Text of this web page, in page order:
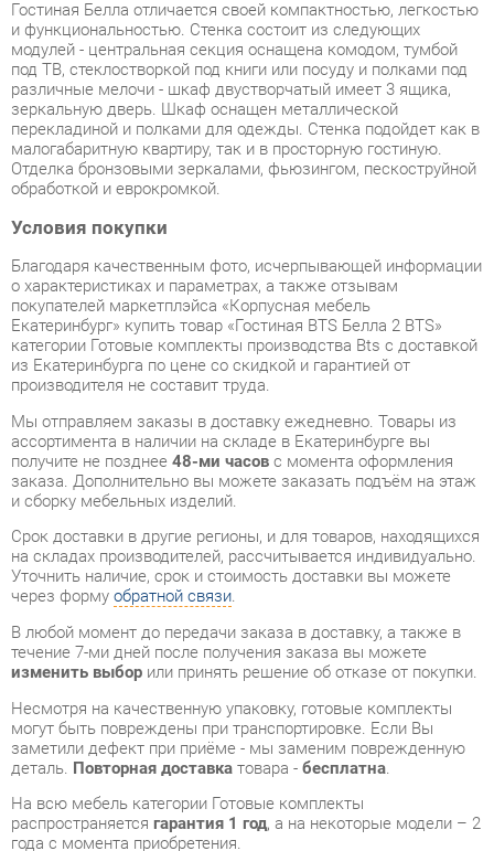
под ТВ, стеклостворкой под книги или посуду и полками под
различные мелочи - шкаф двустворчатый имеет 3 ящика,
зеркальную дверь. Шкаф оснащен металлической
перекладиной и полками для одежды. Стенка подойдет как в
малогабаритную квартиру, так и в просторную гостиную.
Отделка бронзовыми зеркалами, фьюзингом, пескоструйной
обработкой и еврокромкой.
Условия покупки
Благодаря качественным фото, исчерпывающей информации
о характеристиках и параметрах, а также отзывам
покупателей маркетплэйса «Корпусная мебель
Екатеринбург» купить товар «Гостиная BTS Белла 2 BTS»
категории Готовые комплекты производства Bts с доставкой
из Екатеринбурга по цене со скидкой и гарантией от
производителя не составит труда.
Мы отправляем заказы в доставку ежедневно. Товары из
ассортимента в наличии на складе в Екатеринбурге вы
получите не позднее48-ми часовс момента оформления
и сборку мебельных изделий.
Срок доставки в другие регионы, и для товаров, находящихся
на складах производителей, рассчитывается индивидуально.
Уточнить наличие, срок и стоимость доставки вы можете
В любой момент до передачи заказа в доставку, а также в
течение 7-ми дней после получения заказа вы можете
изменить выборили принять решение об отказе от покупки.
Несмотря на качественную упаковку, готовые комплекты
могут быть повреждены при транспортировке. Если Вы
заметили дефект при приёме - мы заменим поврежденную
деталь.Повторная доставка товара -бесплатна.
На всю мебель категории Готовые комплекты
распространяетсягарантия 1 год, а на некоторые модели – 2
года с момента приобретения.
производстваBts, соответствующее современному
государственному стандарту.